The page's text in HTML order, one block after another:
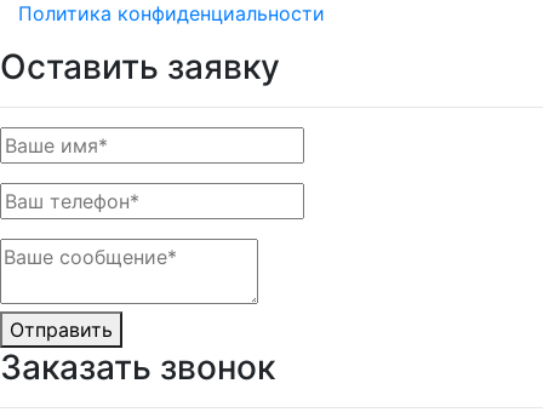
Политика конфиденциальности
Оставить заявку
Отправить
Заказать звонок